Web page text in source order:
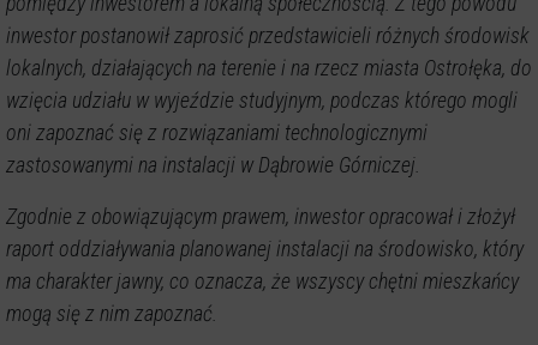
inwestor postanowił zaprosić przedstawicieli różnych środowisk
lokalnych, działających na terenie i na rzecz miasta Ostrołęka, do
wzięcia udziału w wyjeździe studyjnym, podczas którego mogli
oni zapoznać się z rozwiązaniami technologicznymi
zastosowanymi na instalacji w Dąbrowie Górniczej.
Zgodnie z obowiązującym prawem, inwestor opracował i złożył
raport oddziaływania planowanej instalacji na środowisko, który
ma charakter jawny, co oznacza, że wszyscy chętni mieszkańcy
mogą się z nim zapoznać.